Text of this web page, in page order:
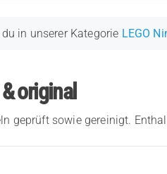
in unserer Kategorie LEGO
original
geprüft sowie gereinigt.